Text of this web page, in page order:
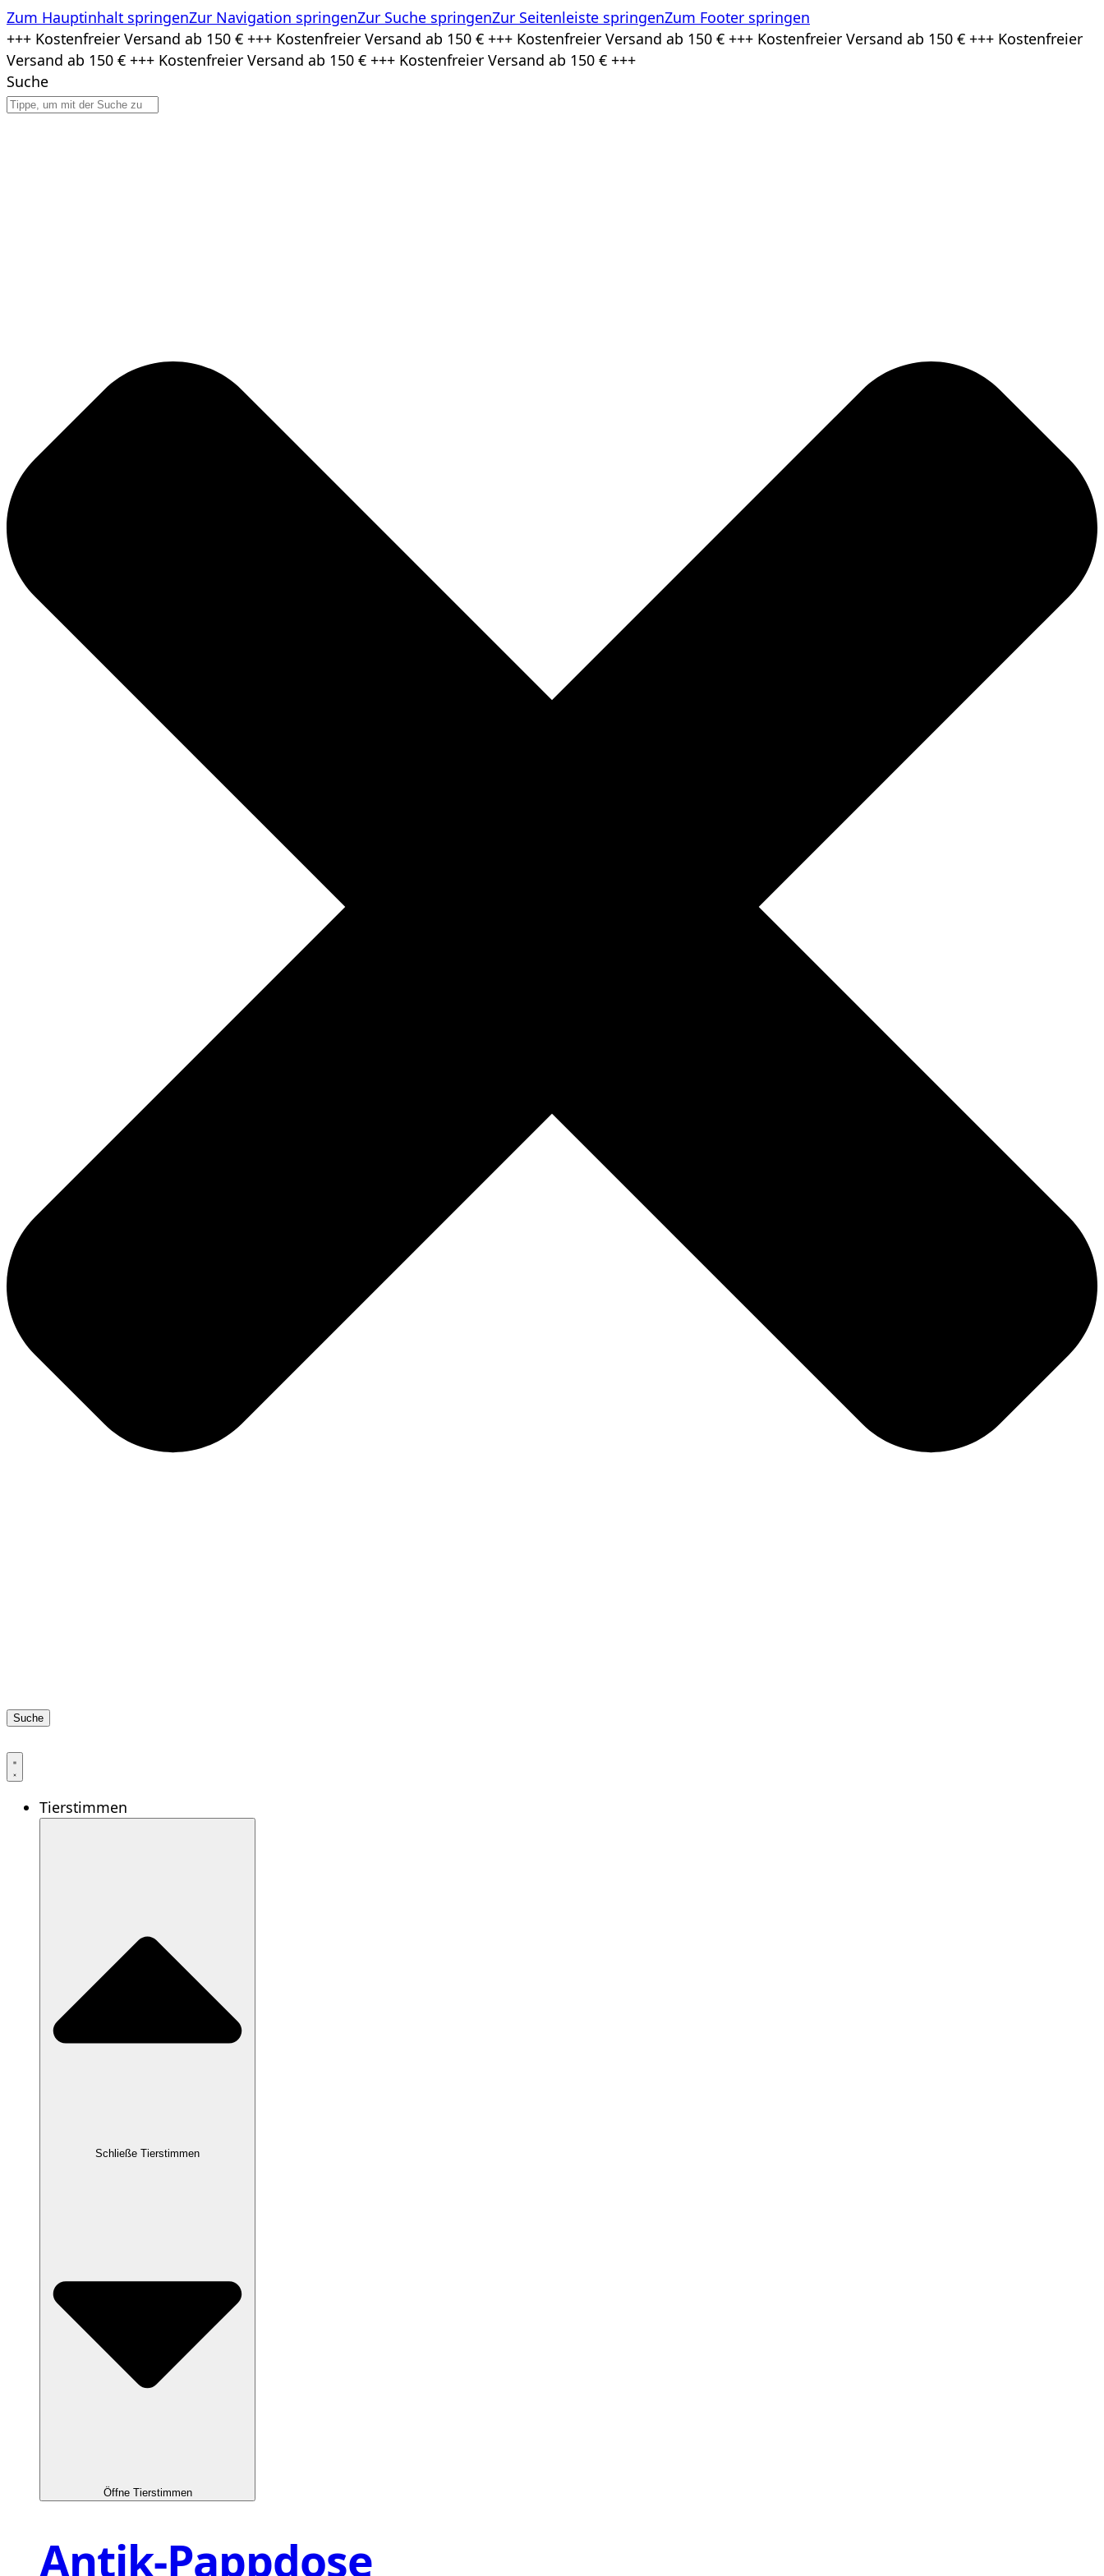
Zum Hauptinhalt springenZur Navigation springenZur Suche springenZur Seitenleiste springenZum Footer springen
Zum
Inhalt
springen
+++ Kostenfreier Versand ab 150 € +++ Kostenfreier Versand ab 150 € +++ Kostenfreier Versand ab 150 € +++ Kostenfreier Versand ab 150 € +++ Kostenfreier
Versand ab 150 € +++ Kostenfreier Versand ab 150 € +++ Kostenfreier Versand ab 150 € +++
Suche
Suche
Tierstimmen
Schließe Tierstimmen
Öffne Tierstimmen
Antik-Pappdose